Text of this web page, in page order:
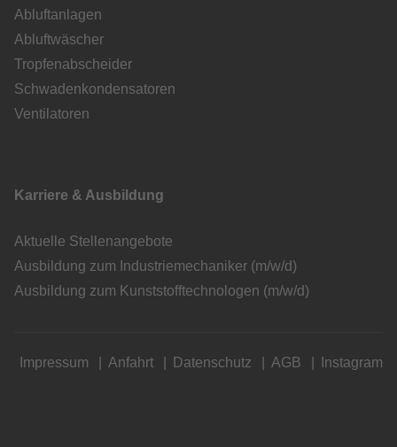
Abluftanlagen
Abluftwäscher
Tropfenabscheider
Schwadenkondensatoren
Ventilatoren
Karriere & Ausbildung
Aktuelle Stellenangebote
Ausbildung zum Industriemechaniker (m/w/d)
Ausbildung zum Kunststofftechnologen (m/w/d)
Impressum Anfahrt Datenschutz AGB Instagram